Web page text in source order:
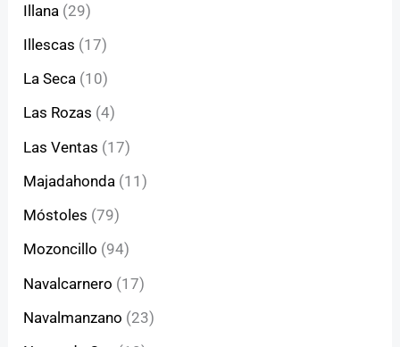
Illana (29)
Illescas (17)
La Seca (10)
Las Rozas (4)
Las Ventas (17)
Majadahonda (11)
Móstoles (79)
Mozoncillo (94)
Navalcarnero (17)
Navalmanzano (23)